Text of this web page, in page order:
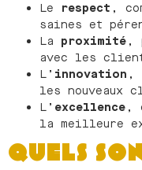
Le
respect ,
saines et
La proximité ,
avec les
L’ innovation ,
les nouveaux
L’ excellence ,
la meilleure
QUELS